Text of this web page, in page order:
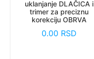
uklanjanje DLAČICA i
trimer za preciznu
korekciju OBRVA
0.00 RSD